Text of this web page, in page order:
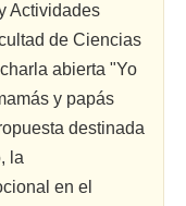
Actividades
de Ciencias
abierta "Yo
y papás
destinada
la
en el